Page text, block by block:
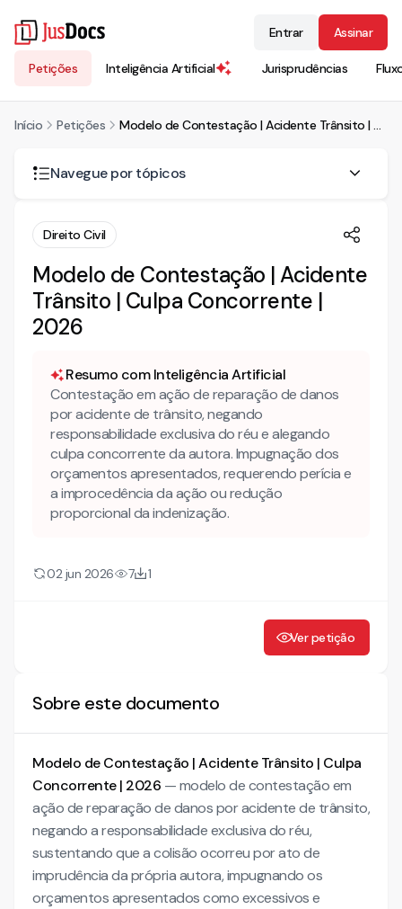
Petições Inteligência Artificial Jurisprudências
Entrar Assinar
Início Petições Modelo de Contestação | Acidente Trânsito | Culpa Concorrente | 2026
Navegue por tópicos
Como funciona a culpa concorrente em acidentes de
trânsito e qual é o efeito na indenização?
Como impugnar os orçamentos de reparo apresentados
pela parte autora?
A recusa da autora em apresentar documentos pode ser
A prova pericial no veículo da autora é necessária nesse
tipo de ação?
Como adaptar este modelo ao caso concreto antes de
usar?
Mais conteúdo jurídico
Conheça também nossa INTELIGÊNCIA ARTIFICIAL para
advogados!
Direito Civil
Modelo de Contestação | Acidente
Trânsito | Culpa Concorrente |
2026
Resumo com Inteligência Artificial
Contestação em ação de reparação de danos
por acidente de trânsito, negando
responsabilidade exclusiva do réu e alegando
culpa concorrente da autora. Impugnação dos
orçamentos apresentados, requerendo perícia e
a improcedência da ação ou redução
proporcional da indenização.
02 jun 2026 7 1
Ver petição
Sobre este documento
Modelo de Contestação | Acidente Trânsito | Culpa
Concorrente | 2026 — modelo de contestação em
ação de reparação de danos por acidente de trânsito,
negando a responsabilidade exclusiva do réu,
sustentando que a colisão ocorreu por ato de
imprudência da própria autora, impugnando os
orçamentos apresentados como excessivos e